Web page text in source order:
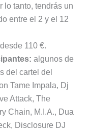
lo tanto, tendrás un
entre el 2 y el 12
desde 110 €.
algunos de
del cartel del
Tame Impala, Dj
Attack, The
Chain, M.I.A., Dua
Disclosure DJ